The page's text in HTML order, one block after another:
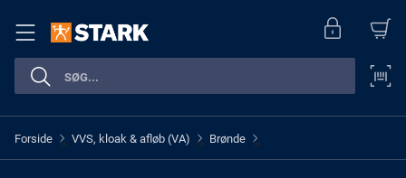
Forside > VVS, kloak & afløb (VA) > Brønde >